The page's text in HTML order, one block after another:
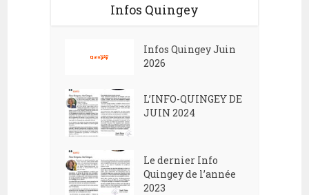
Infos Quingey
Infos Quingey Juin
2026
L’INFO-QUINGEY DE
JUIN 2024
Le dernier Info
Quingey de l’année
2023